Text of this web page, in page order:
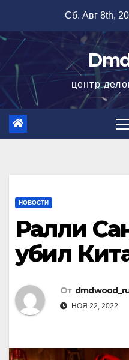
содержимому
Сб. Авг 8th,
центр
НОВОСТИ
Ралли
убил
От
НОЯ 22, 2022